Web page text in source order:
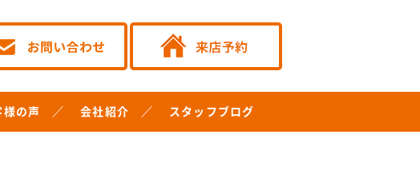
様の声 会社紹介 スタッフブログ